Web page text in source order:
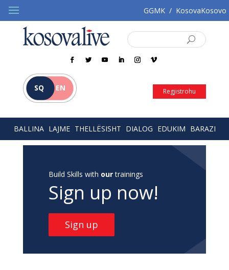
GGMK / KosovaKosovo
SQ EN Regjistrohu
BALLINA LAJME THELLËSISHT DIALOG EDUKIM BARAZI
Build Skills with ourtrainings
Sign up now!
Sign up